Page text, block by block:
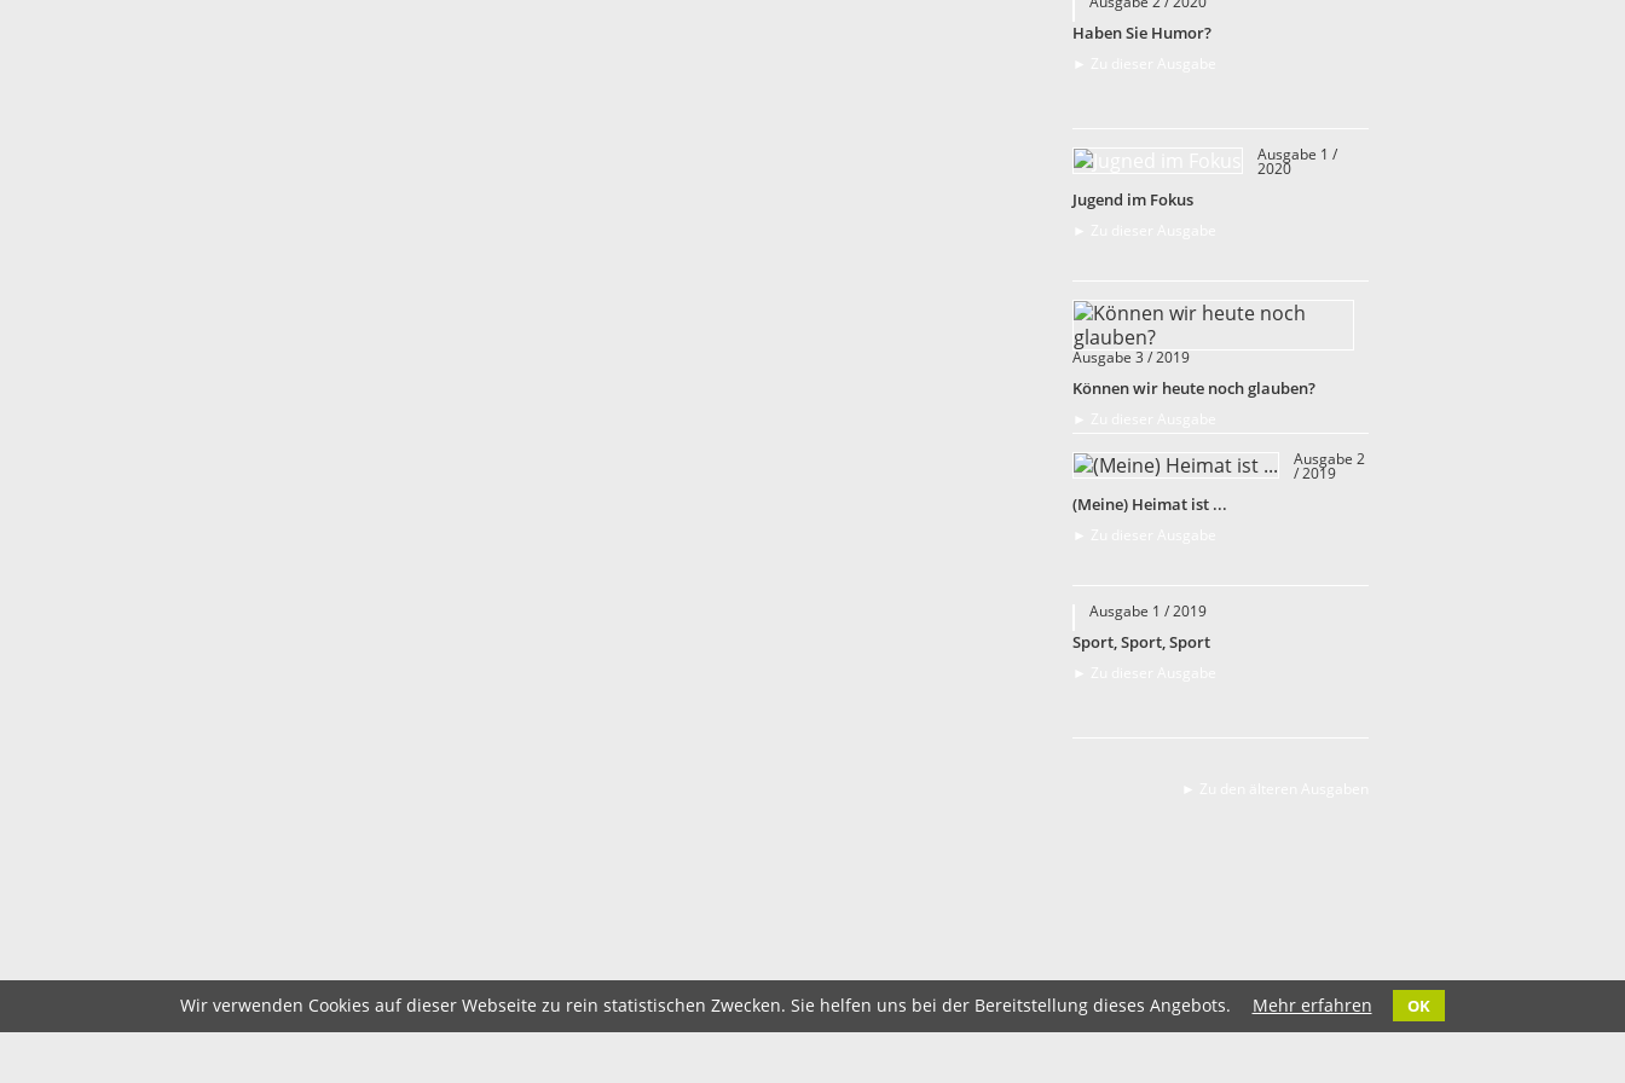
Haben Sie Humor?
Ausgabe 1 /
2020
Jugend im Fokus
Ausgabe 3 / 2019
Können wir heute noch glauben?
Ausgabe 2
/ 2019
(Meine) Heimat ist ...
Ausgabe 1 / 2019
Sport, Sport, Sport
Wir verwenden Cookies auf dieser Webseite zu rein statistischen Zwecken. Sie helfen uns bei der Bereitstellung dieses Angebots. Mehr erfahren OK